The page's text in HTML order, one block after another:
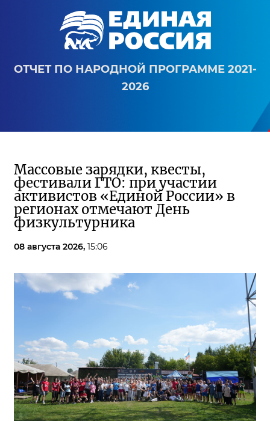
ОТЧЕТ ПО НАРОДНОЙ ПРОГРАММЕ 2021-
2026
Массовые зарядки, квесты,
фестивали ГТО: при участии
активистов «Единой России» в
регионах отмечают День
физкультурника
08 августа 2026, 15:06